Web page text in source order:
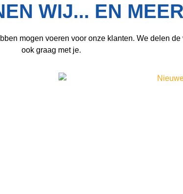
WIJ... EN
mogen voeren voor onze klanten. We delen
ook graag met je.